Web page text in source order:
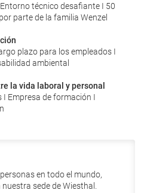
técnico desafiante I 50
parte de la familia Wenzel
plazo para los empleados I
ambiental
la vida laboral y personal
Empresa de formación I
en todo el mundo,
sede de Wiesthal.